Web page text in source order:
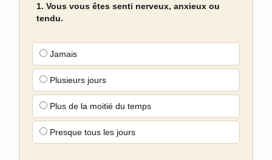
1. Vous vous êtes senti nerveux, anxieux ou
tendu.
Jamais
Plusieurs jours
Plus de la moitié du temps
Presque tous les jours